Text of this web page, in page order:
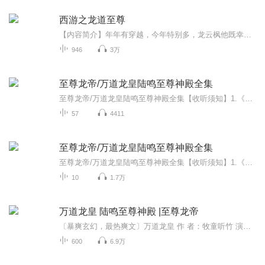
西游之龙道至尊
946 3万
至尊龙帝/万道龙皇陆鸣至尊神殿全集
57 4411
至尊龙帝/万道龙皇陆鸣至尊神殿全集
10 1.7万
万道龙皇 陆鸣至尊神殿 |至尊龙帝
600 6.9万